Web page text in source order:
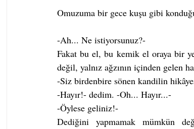
Omuzuma bir gece kuşu gibi
-Ah... Ne istiyorsunuz?-
Fakat bu el, bu kemik el oraya bir
değil, yalnız ağzının içinden gelen
-Siz birdenbire sönen kandilin
-Hayır!- dedim. -Oh... Hayır...-
-Öylese geliniz!-
Dediğini yapmamak mümkün